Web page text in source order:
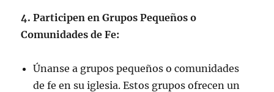
4. Participen en Grupos Pequeños o
Comunidades de Fe:
Únanse a grupos pequeños o comunidades
de fe en su iglesia. Estos grupos ofrecen un